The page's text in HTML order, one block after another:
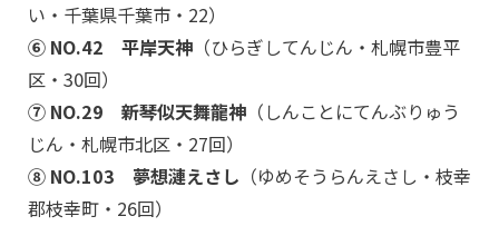
い・千葉県千葉市・22）
⑥ NO.42 平岸天神 （ひらぎしてんじん・札幌市豊平
区・30回）
⑦ NO.29 新琴似天舞龍神 （しんことにてんぶりゅう
じん・札幌市北区・27回）
⑧ NO.103 夢想漣えさし （ゆめそうらんえさし・枝幸
郡枝幸町・26回）